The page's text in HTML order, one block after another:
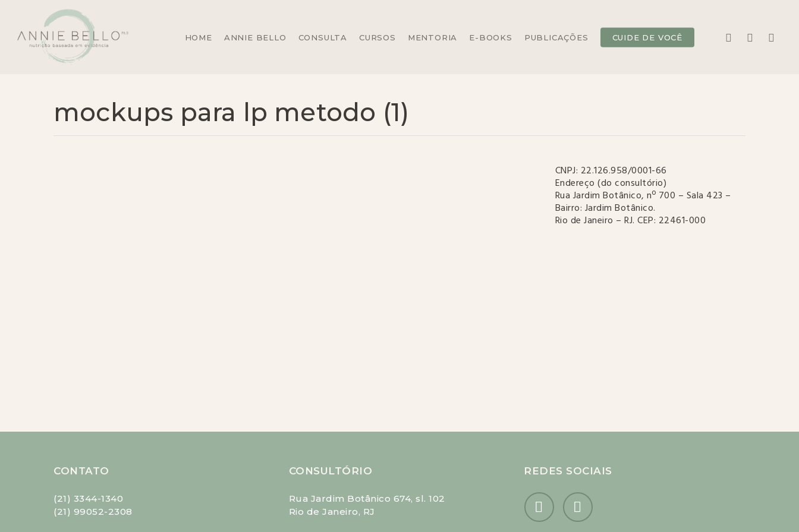
content
HOME ANNIE BELLO CONSULTA CURSOS MENTORIA E-BOOKS PUBLICAÇÕES CUIDE DE VOCÊ YOUTUBEINSTAGRAM
mockups para lp metodo (1)
CNPJ: 22.126.958/0001-66
Endereço (do consultório)
Rua Jardim Botânico, nº 700 – Sala 423 –
Bairro: Jardim Botânico.
Rio de Janeiro – RJ. CEP: 22461-000
CONTATO
(21) 3344-1340
(21) 99052-2308
CONSULTÓRIO
Rua Jardim Botânico 674, sl. 102
Rio de Janeiro, RJ
REDES SOCIAIS